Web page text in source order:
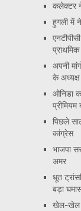
कलेक्टर ने
हुगली में
प्राथमिक
अपनी
के अध्यक्ष
ओनिडा
प्रीमियम
पिछले
कांग्रेस
भाजपा
अमर
धूत
बड़ा
खेल-खेल